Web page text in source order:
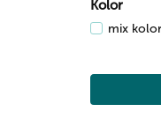
Kolor
mix